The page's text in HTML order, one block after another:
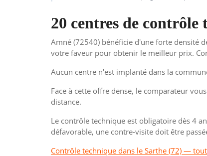
20 centres de
Amné (72540) bénéficie d'une forte densité
votre faveur pour obtenir le meilleur prix.
Aucun centre n'est implanté dans la
Face à cette offre dense, le comparateur
distance.
Le contrôle technique est obligatoire dès 4
défavorable, une contre-visite doit être
Contrôle technique dans le Sarthe (72) —